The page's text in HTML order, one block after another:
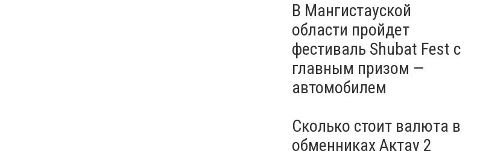
В Мангистауской
области пройдет
фестиваль Shubat Fest с
главным призом —
автомобилем
Сколько стоит валюта в
обменниках Актау 2